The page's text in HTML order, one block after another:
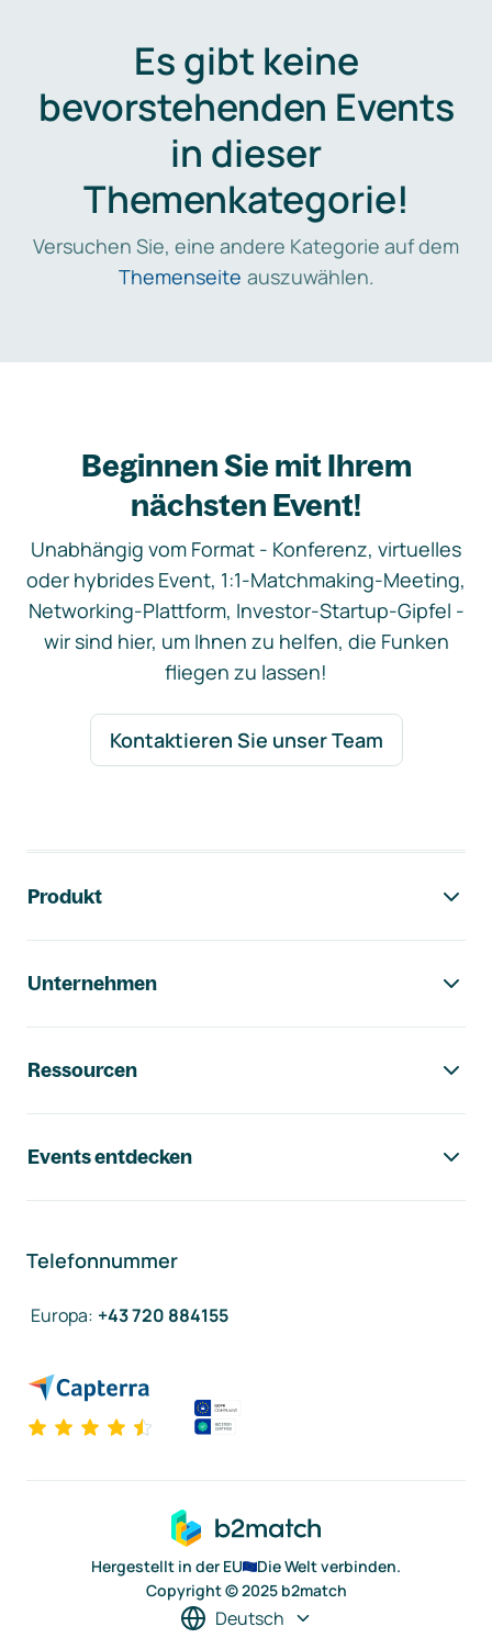
Es gibt keine
bevorstehenden Events
in dieser
Themenkategorie!
Versuchen Sie, eine andere Kategorie auf dem
Themenseite auszuwählen.
Beginnen Sie mit Ihrem
nächsten Event!
Unabhängig vom Format - Konferenz, virtuelles
oder hybrides Event, 1:1-Matchmaking-Meeting,
Networking-Plattform, Investor-Startup-Gipfel -
wir sind hier, um Ihnen zu helfen, die Funken
fliegen zu lassen!
Kontaktieren Sie unser Team
Produkt
Unternehmen
Ressourcen
Events entdecken
Telefonnummer
Europa: +43 720 884155
Hergestellt in der EU
Die Welt verbinden.
Copyright © 2025 b2match
Deutsch